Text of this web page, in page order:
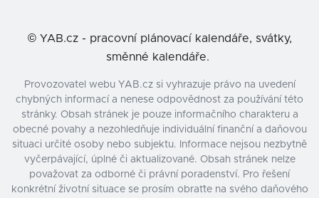
© YAB.cz - pracovní plánovací kalendáře, svátky,
směnné kalendáře.
Provozovatel webu YAB.cz si vyhrazuje právo na uvedení
chybných informací a nenese odpovědnost za používání této
stránky. Obsah stránek je pouze informačního charakteru a
obecné povahy a nezohledňuje individuální finanční a daňovou
situaci určité osoby nebo subjektu. Informace nejsou nezbytně
vyčerpávající, úplné či aktualizované. Obsah stránek nelze
považovat za odborné či právní poradenství. Pro řešení
konkrétní životní situace se prosím obraťte na svého daňového